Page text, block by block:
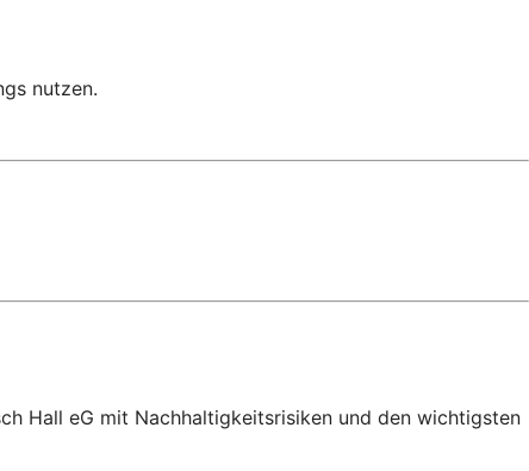
nutzen.
Hall eG mit Nachhaltigkeitsrisiken und den wichtigsten